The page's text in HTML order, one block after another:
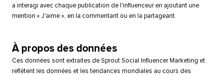
a interagi avec chaque publication de l'influenceur en ajoutant une
mention « J'aime », en la commentant ou en la partageant.​​
À propos des données​​
Ces données sont extraites de Sprout Social Influencer Marketing et
reflètent les données et les tendances mondiales au cours des